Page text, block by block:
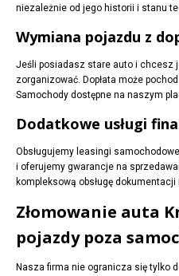
niezależnie od jego historii i stanu
Wymiana pojazdu z
Jeśli posiadasz stare auto i chcesz
zorganizować. Dopłata może
Samochody dostępne na naszym
Dodatkowe usługi
Obsługujemy leasingi
i oferujemy gwarancje na
kompleksową obsługę
Złomowanie auta
pojazdy poza
Nasza firma nie ogranicza się tylko